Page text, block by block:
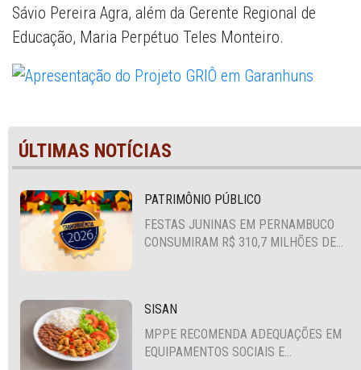
Sávio Pereira Agra, além da Gerente Regional de
Educação, Maria Perpétuo Teles Monteiro.
ÚLTIMAS NOTÍCIAS
PATRIMÔNIO PÚBLICO
FESTAS JUNINAS EM PERNAMBUCO
CONSUMIRAM R$ 310,7 MILHÕES DE
SISAN
MPPE RECOMENDA ADEQUAÇÕES EM
EQUIPAMENTOS SOCIAIS E